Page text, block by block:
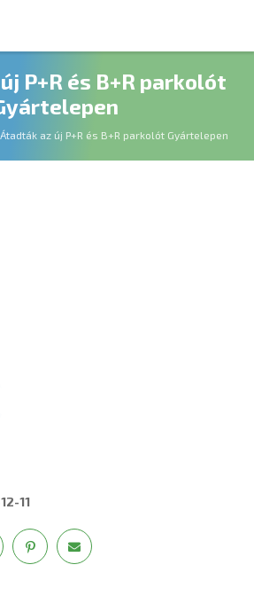
P+R és B+R parkolót
Átadták az új P+R és B+R parkolót Gyártelepen
11